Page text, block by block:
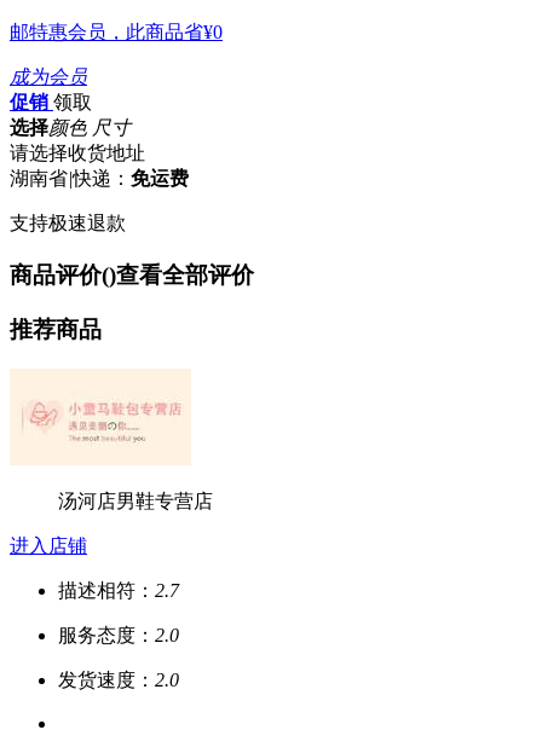
邮特惠会员，此商品省¥0
成为会员
促销 领取
选择颜色 尺寸
请选择收货地址
湖南省|快递： 免运费
支持极速退款
商品评价()查看全部评价
推荐商品
汤河店男鞋专营店
进入店铺
描述相符： 2.7
服务态度： 2.0
发货速度： 2.0